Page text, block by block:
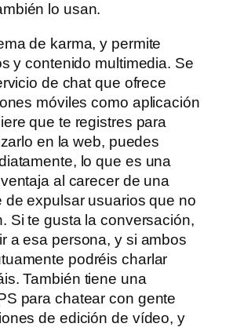
lo usan.
de karma, y permite
y contenido multimedia. Se
de chat que ofrece
móviles como aplicación
que te registres para
en la web, puedes
lo que es una
al carecer de una
de expulsar usuarios que no
Si te gusta la conversación,
a esa persona, y si ambos
podréis charlar
También tiene una
para chatear con gente
de edición de vídeo, y